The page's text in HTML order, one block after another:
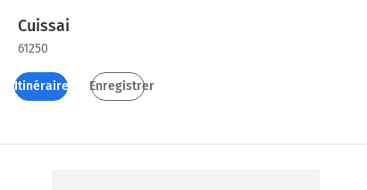
Cuissai
61250
Itinéraires Enregistrer